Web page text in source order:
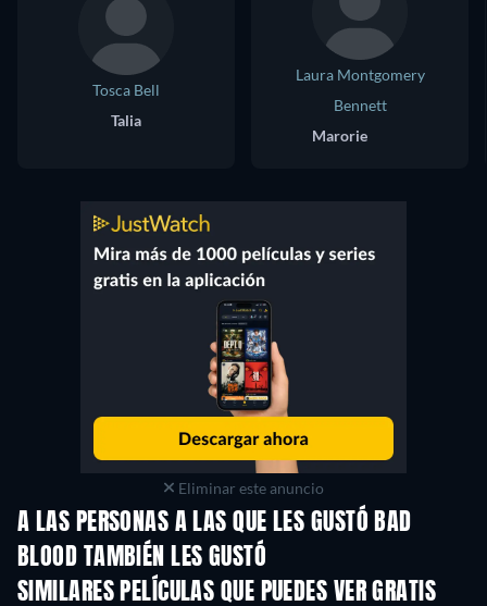
Tosca Bell
Talia
Laura Montgomery
Bennett
Marorie
Eliminar este anuncio
A LAS PERSONAS A LAS QUE LES GUSTÓ BAD
BLOOD TAMBIÉN LES GUSTÓ
SIMILARES PELÍCULAS QUE PUEDES VER GRATIS